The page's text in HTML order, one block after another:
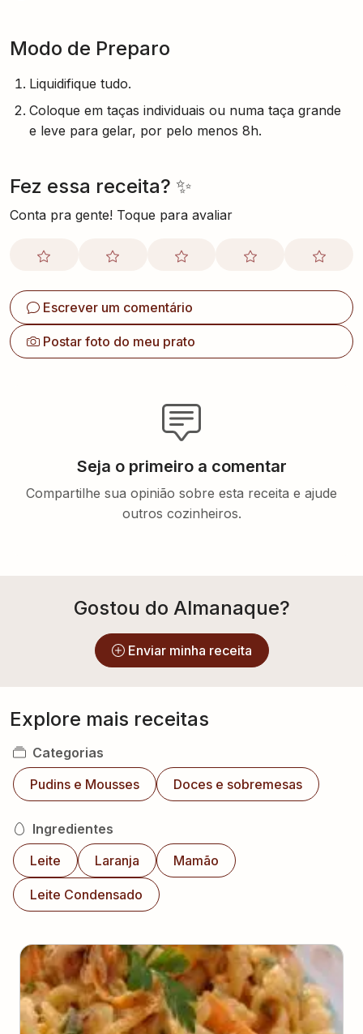
Modo de Preparo
Liquidifique tudo.
Coloque em taças individuais ou numa taça grande
e leve para gelar, por pelo menos 8h.
Fez essa receita? ✨
Conta pra gente! Toque para avaliar
Escrever um comentário
Postar foto do meu prato
Seja o primeiro a comentar
Compartilhe sua opinião sobre esta receita e ajude
outros cozinheiros.
Gostou do Almanaque?
Enviar minha receita
Explore mais receitas
Categorias
Pudins e Mousses
Doces e sobremesas
Ingredientes
Leite
Laranja Mamão
Leite Condensado